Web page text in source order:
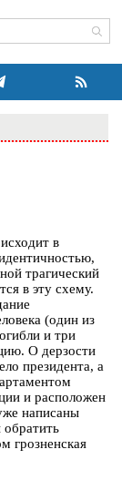
в
трагический
в эту схему.
(один из
и три
О дерзости
президента, а
и расположен
написаны
грозненская